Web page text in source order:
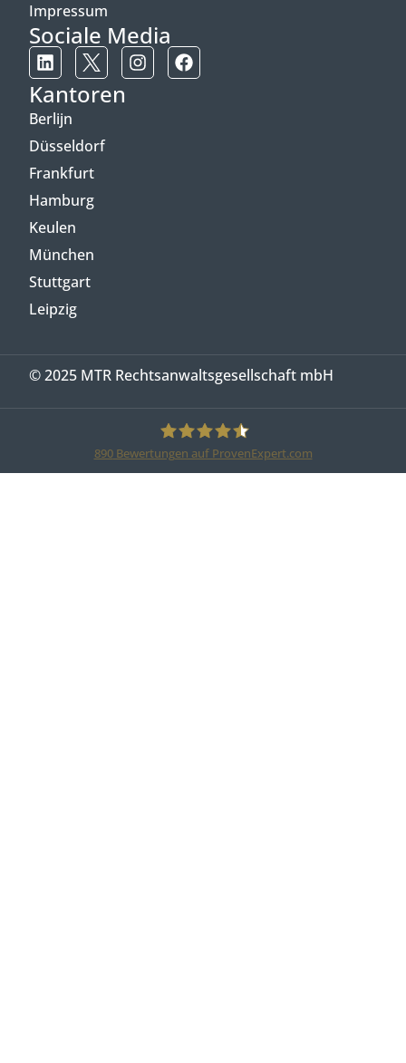
Impressum
Sociale Media
Kantoren
Berlijn
Düsseldorf
Frankfurt
Hamburg
Keulen
München
Stuttgart
Leipzig
© 2025 MTR Rechtsanwaltsgesellschaft mbH
890Bewertungen auf ProvenExpert.com